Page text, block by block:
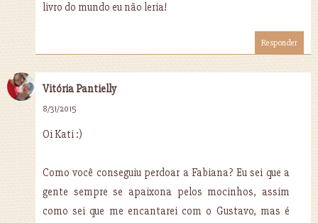
livro do mundo eu não leria!
Responder
Vitória Pantielly
8/31/2015
Oi Kati :)
Como você conseguiu perdoar a Fabiana? Eu sei que a
gente sempre se apaixona pelos mocinhos, assim
como sei que me encantarei com o Gustavo, mas é